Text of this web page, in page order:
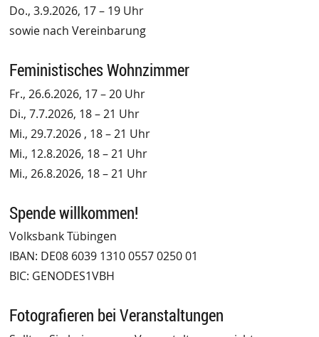
Do., 3.9.2026, 17 – 19 Uhr
sowie nach Vereinbarung
Feministisches Wohnzimmer
Fr., 26.6.2026, 17 – 20 Uhr
Di., 7.7.2026, 18 – 21 Uhr
Mi., 29.7.2026 , 18 – 21 Uhr
Mi., 12.8.2026, 18 – 21 Uhr
Mi., 26.8.2026, 18 – 21 Uhr
Spende willkommen!
Volksbank Tübingen
IBAN: DE08 6039 1310 0557 0250 01
BIC: GENODES1VBH
Fotografieren bei Veranstaltungen